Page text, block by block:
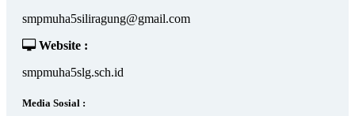
smpmuha5siliragung@gmail.com
Website :
smpmuha5slg.sch.id
Media Sosial :